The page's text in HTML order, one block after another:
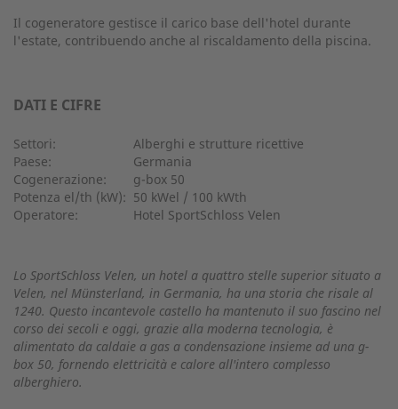
Il cogeneratore gestisce il carico base dell'hotel durante
l'estate, contribuendo anche al riscaldamento della piscina.
DATI E CIFRE
Settori:
Alberghi e strutture ricettive
Paese:
Germania
Cogenerazione:
g-box 50
Potenza el/th (kW): 50 kWel / 100 kWth
Operatore:
Hotel SportSchloss Velen
Lo SportSchloss Velen, un hotel a quattro stelle superior situato a
Velen, nel Münsterland, in Germania, ha una storia che risale al
1240. Questo incantevole castello ha mantenuto il suo fascino nel
corso dei secoli e oggi, grazie alla moderna tecnologia, è
alimentato da caldaie a gas a condensazione insieme ad una g-
box 50, fornendo elettricità e calore all'intero complesso
alberghiero.